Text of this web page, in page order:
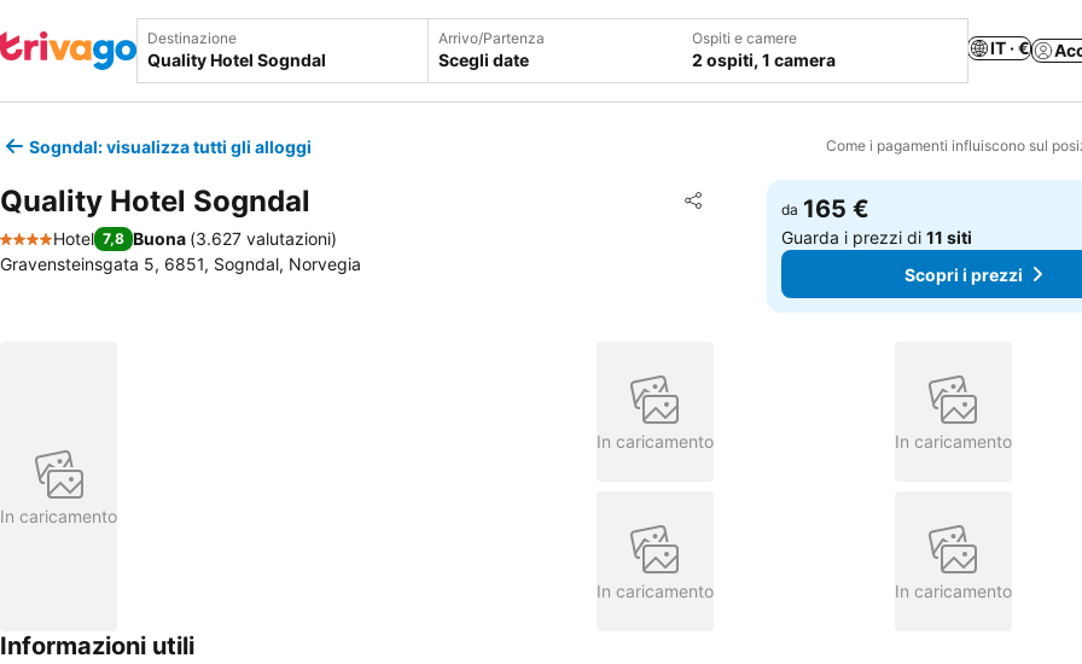
Destinazione Arrivo/Partenza
Scegli date
Ospiti e camere
2 ospiti, 1 camera
IT · €
Sogndal: visualizza tutti gli alloggi Come i pagamenti influiscono sul
Quality Hotel Sogndal Condividi
Aggiungi ai preferiti
4 Stelle
Hotel 7,8 Buona (3.627 valutazioni)
Gravensteinsgata 5, 6851, Sogndal, Norvegia
da 165 €
Guarda i prezzi di11 siti
Scopri i prezzi
In caricamento
In caricamento In caricamento
In caricamento In caricamento
Informazioni utili